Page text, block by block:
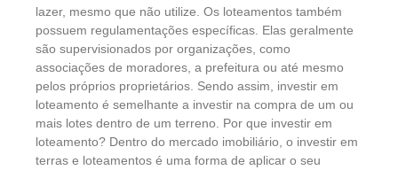
lazer, mesmo que não utilize. Os loteamentos também
possuem regulamentações específicas. Elas geralmente
são supervisionados por organizações, como
associações de moradores, a prefeitura ou até mesmo
pelos próprios proprietários. Sendo assim, investir em
loteamento é semelhante a investir na compra de um ou
mais lotes dentro de um terreno. Por que investir em
loteamento? Dentro do mercado imobiliário, o investir em
terras e loteamentos é uma forma de aplicar o seu